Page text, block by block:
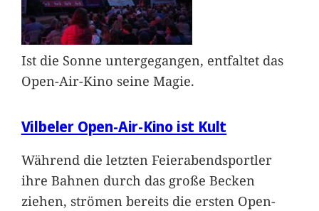
Ist die Sonne untergegangen, entfaltet das
Open-Air-Kino seine Magie.
Vilbeler Open-Air-Kino ist Kult
Während die letzten Feierabendsportler
ihre Bahnen durch das große Becken
ziehen, strömen bereits die ersten Open-